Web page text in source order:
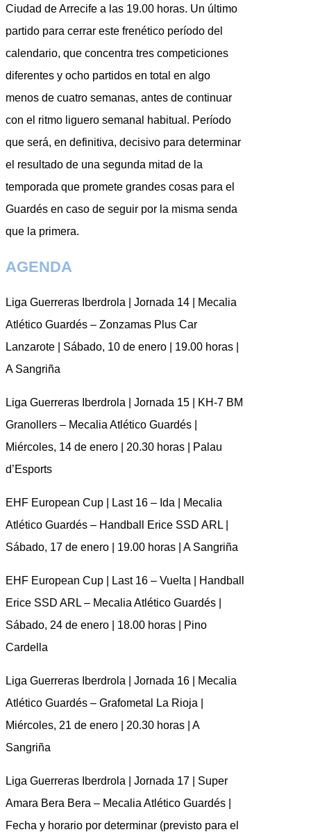
Ciudad de Arrecife a las 19.00 horas. Un último
partido para cerrar este frenético período del
calendario, que concentra tres competiciones
diferentes y ocho partidos en total en algo
menos de cuatro semanas, antes de continuar
con el ritmo liguero semanal habitual. Período
que será, en definitiva, decisivo para determinar
el resultado de una segunda mitad de la
temporada que promete grandes cosas para el
Guardés en caso de seguir por la misma senda
que la primera.
AGENDA
Liga Guerreras Iberdrola | Jornada 14 | Mecalia
Atlético Guardés – Zonzamas Plus Car
Lanzarote | Sábado, 10 de enero | 19.00 horas |
A Sangriña
Liga Guerreras Iberdrola | Jornada 15 | KH-7 BM
Granollers – Mecalia Atlético Guardés |
Miércoles, 14 de enero | 20.30 horas | Palau
d’Esports
EHF European Cup | Last 16 – Ida | Mecalia
Atlético Guardés – Handball Erice SSD ARL |
Sábado, 17 de enero | 19.00 horas | A Sangriña
EHF European Cup | Last 16 – Vuelta | Handball
Erice SSD ARL – Mecalia Atlético Guardés |
Sábado, 24 de enero | 18.00 horas | Pino
Cardella
Liga Guerreras Iberdrola | Jornada 16 | Mecalia
Atlético Guardés – Grafometal La Rioja |
Miércoles, 21 de enero | 20.30 horas | A
Sangriña
Liga Guerreras Iberdrola | Jornada 17 | Super
Amara Bera Bera – Mecalia Atlético Guardés |
Fecha y horario por determinar (previsto para el